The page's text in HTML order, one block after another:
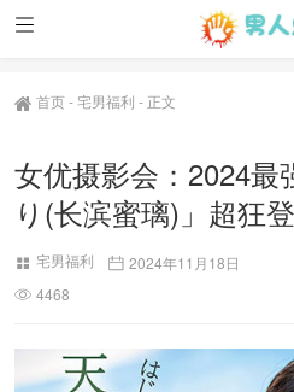
首页-宅男福利 - 正文
女优摄影会：2024最
り(长滨蜜璃)」超狂
宅男福利
2024年11月18日
4468